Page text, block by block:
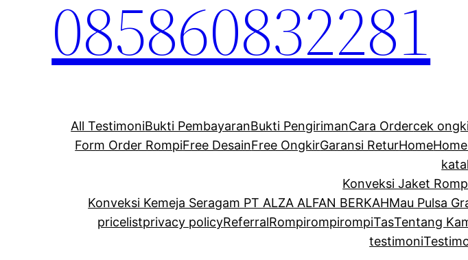
085860832281
All TestimoniBukti PembayaranBukti PengirimanCara Ordercek
Form Order RompiFree DesainFree OngkirGaransi ReturHome
Konveksi Jaket
Konveksi Kemeja Seragam PT ALZA ALFAN BERKAHMau Pulsa
pricelistprivacy policyReferralRompirompirompiTasTentang
testimoni